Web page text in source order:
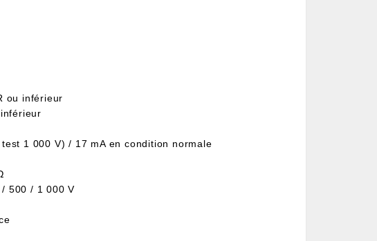
ou inférieur
1 000 V) / 17 mA en condition normale
/ 500 / 1 000 V